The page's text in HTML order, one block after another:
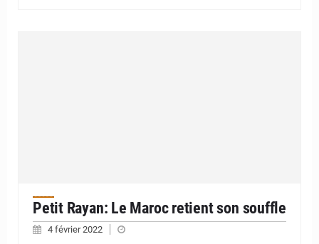
Petit Rayan: Le Maroc retient son souffle
4 février 2022